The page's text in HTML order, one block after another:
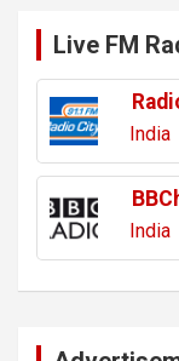
Live FM
India
India